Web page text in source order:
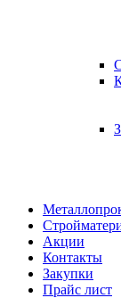
Акции
Контакты
Закупки
Прайс лист